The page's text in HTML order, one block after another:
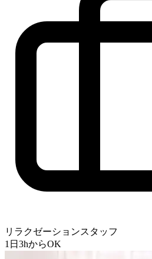
リラクゼーションスタッフ
1日3hからOK